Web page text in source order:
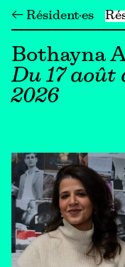
← Résident·es
Bothayna
Du 17 août
2026